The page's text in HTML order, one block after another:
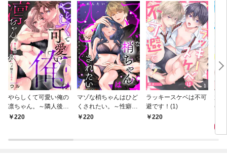
やらしくて可愛い俺の
凛ちゃん。～隣人後輩
くんのイキすぎた執着
220
マゾな梢ちゃんはひど
くされたい。～性癖マ
ッチした後輩と欲望の
220
ラッキースケベは不可
避です！(1)
220
放
(1)